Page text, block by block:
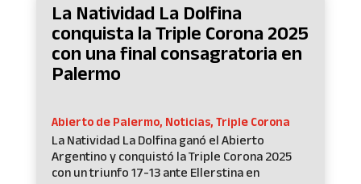
La Natividad La Dolfina
conquista la Triple Corona 2025
con una final consagratoria en
Palermo
Abierto de Palermo, Noticias, Triple Corona
La Natividad La Dolfina ganó el Abierto
Argentino y conquistó la Triple Corona 2025
con un triunfo 17-13 ante Ellerstina en